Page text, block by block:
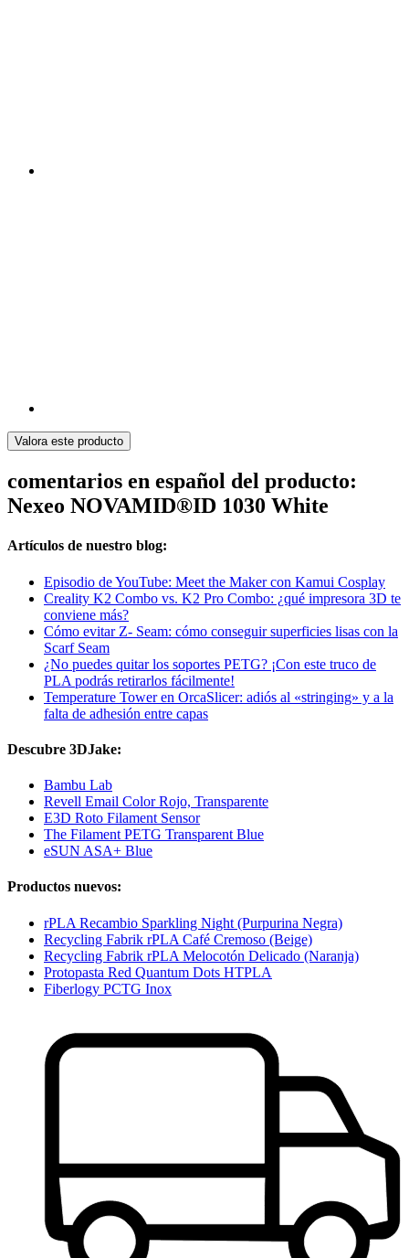
Valora este producto
comentarios en español del producto:
Nexeo NOVAMID®ID 1030 White
Artículos de nuestro blog:
Episodio de YouTube: Meet the Maker con Kamui Cosplay
Creality K2 Combo vs. K2 Pro Combo: ¿qué impresora 3D te
conviene más?
Cómo evitar Z- Seam: cómo conseguir superficies lisas con la
Scarf Seam
¿No puedes quitar los soportes PETG? ¡Con este truco de
PLA podrás retirarlos fácilmente!
Temperature Tower en OrcaSlicer: adiós al «stringing» y a la
falta de adhesión entre capas
Descubre 3DJake:
Bambu Lab
Revell Email Color Rojo, Transparente
E3D Roto Filament Sensor
The Filament PETG Transparent Blue
eSUN ASA+ Blue
Productos nuevos:
rPLA Recambio Sparkling Night (Purpurina Negra)
Recycling Fabrik rPLA Café Cremoso (Beige)
Recycling Fabrik rPLA Melocotón Delicado (Naranja)
Protopasta Red Quantum Dots HTPLA
Fiberlogy PCTG Inox